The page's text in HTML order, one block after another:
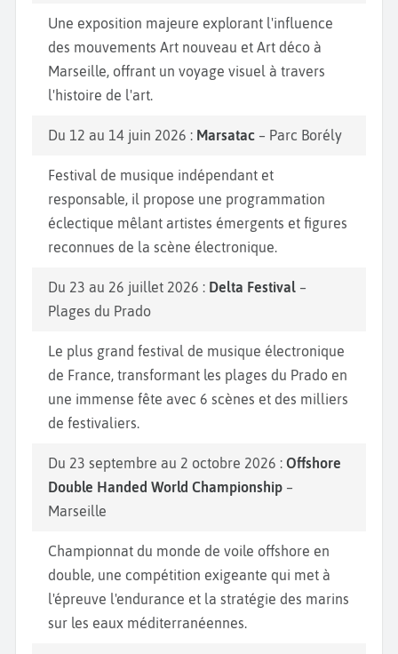
Une exposition majeure explorant l'influence
des mouvements Art nouveau et Art déco à
Marseille, offrant un voyage visuel à travers
l'histoire de l'art.
Du 12 au 14 juin 2026 : Marsatac – Parc Borély
Festival de musique indépendant et
responsable, il propose une programmation
éclectique mêlant artistes émergents et figures
reconnues de la scène électronique.
Du 23 au 26 juillet 2026 : Delta Festival –
Plages du Prado
Le plus grand festival de musique électronique
de France, transformant les plages du Prado en
une immense fête avec 6 scènes et des milliers
de festivaliers.
Du 23 septembre au 2 octobre 2026 : Offshore
Double Handed World Championship –
Marseille
Championnat du monde de voile offshore en
double, une compétition exigeante qui met à
l'épreuve l'endurance et la stratégie des marins
sur les eaux méditerranéennes.